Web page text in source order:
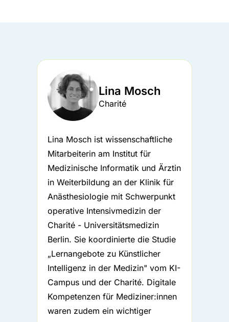
Lina Mosch
Charité
Lina Mosch ist wissenschaftliche
Mitarbeiterin am Institut für
Medizinische Informatik und Ärztin
in Weiterbildung an der Klinik für
Anästhesiologie mit Schwerpunkt
operative Intensivmedizin der
Charité - Universitätsmedizin
Berlin. Sie koordinierte die Studie
„Lernangebote zu Künstlicher
Intelligenz in der Medizin" vom KI-
Campus und der Charité. Digitale
Kompetenzen für Mediziner:innen
waren zudem ein wichtiger